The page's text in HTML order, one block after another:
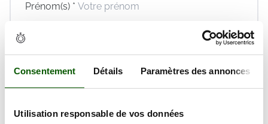
Consentement Détails Paramètres des annonces
Utilisation responsable de vos données
Prénom(s) *
Téléphone *
En validant ce formulaire, j'accepte la politique de
protection des données et lesconditions générales
pris connaissance.